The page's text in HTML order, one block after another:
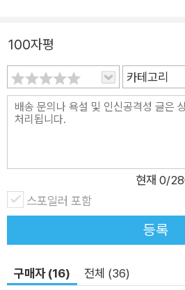
100자평
카테고리
현재 0/
스포일러 포함
등록
구매자 (16) 전체 (36)